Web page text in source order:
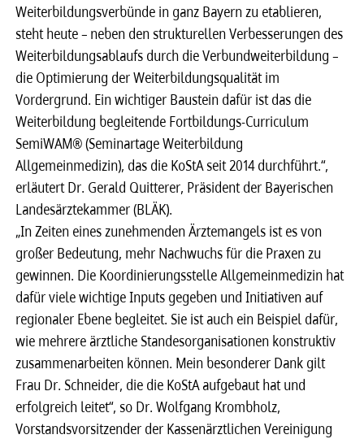
Weiterbildungsverbünde in ganz Bayern zu etablieren,
steht heute – neben den strukturellen Verbesserungen des
Weiterbildungsablaufs durch die Verbundweiterbildung –
die Optimierung der Weiterbildungsqualität im
Vordergrund. Ein wichtiger Baustein dafür ist das die
Weiterbildung begleitende Fortbildungs-Curriculum
SemiWAM® (Seminartage Weiterbildung
Allgemeinmedizin), das die KoStA seit 2014 durchführt.“,
erläutert Dr. Gerald Quitterer, Präsident der Bayerischen
Landesärztekammer (BLÄK).
„In Zeiten eines zunehmenden Ärztemangels ist es von
großer Bedeutung, mehr Nachwuchs für die Praxen zu
gewinnen. Die Koordinierungsstelle Allgemeinmedizin hat
dafür viele wichtige Inputs gegeben und Initiativen auf
regionaler Ebene begleitet. Sie ist auch ein Beispiel dafür,
wie mehrere ärztliche Standesorganisationen konstruktiv
zusammenarbeiten können. Mein besonderer Dank gilt
Frau Dr. Schneider, die die KoStA aufgebaut hat und
erfolgreich leitet“, so Dr. Wolfgang Krombholz,
Vorstandsvorsitzender der Kassenärztlichen Vereinigung